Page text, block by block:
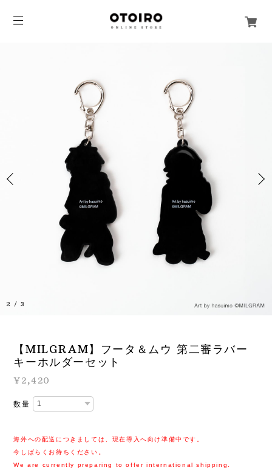
2 /3
【MILGRAM】フータ＆ムウ 第二審ラバー
キーホルダーセット
¥2,420
数量
海外への配送につきましては、現在導入へ向け準備中です。
今しばらくお待ちください。
We are currently preparing to offer international shipping.